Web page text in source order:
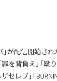
」が配信開始さ
を背負え」「殴り
ザセレブ」「